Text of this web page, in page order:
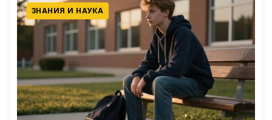
ЗНАНИЯ И НАУКА